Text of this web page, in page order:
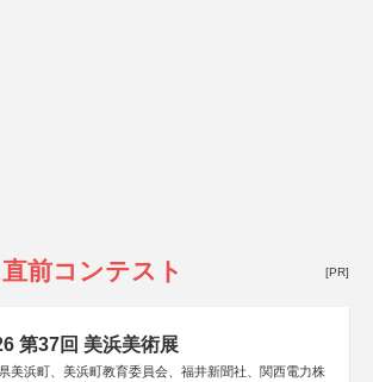
前コンテスト [PR]
第37回 美浜美術展
美浜町、美浜町教育委員会、福井新聞社、関西電力株